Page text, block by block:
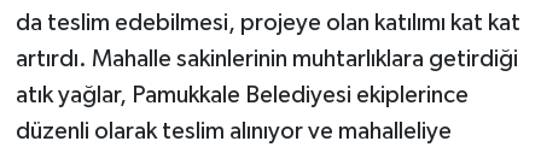
da teslim edebilmesi, projeye olan katılımı kat kat
artırdı. Mahalle sakinlerinin muhtarlıklara getirdiği
atık yağlar, Pamukkale Belediyesi ekiplerince
düzenli olarak teslim alınıyor ve mahalleliye